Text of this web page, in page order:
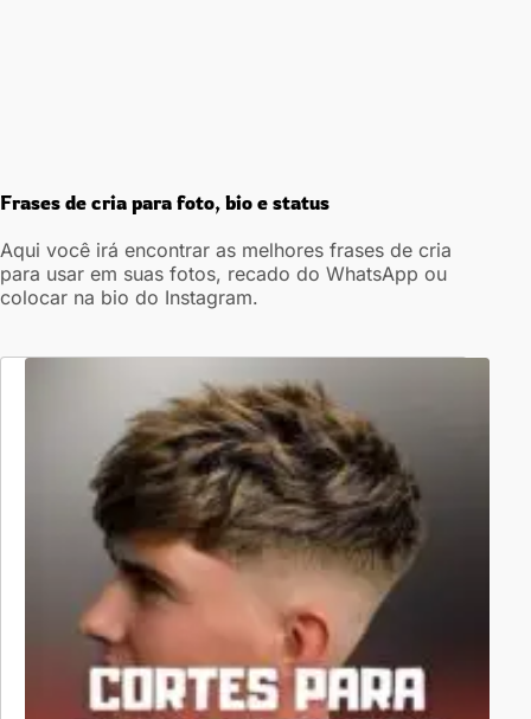
Frases de cria para foto, bio e status
Aqui você irá encontrar as melhores frases de cria
para usar em suas fotos, recado do WhatsApp ou
colocar na bio do Instagram.